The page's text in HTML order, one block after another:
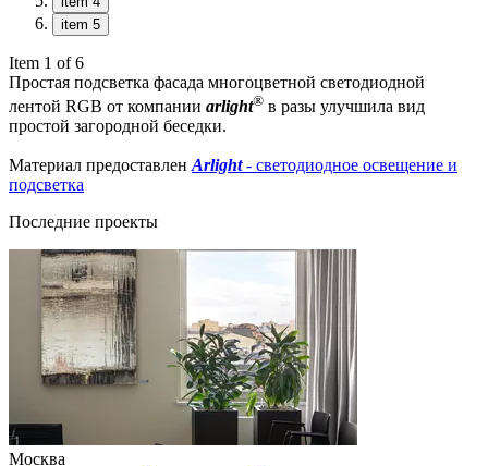
item 5
Item 1 of 6
Простая подсветка фасада многоцветной светодиодной
лентой RGB от компании arlight® в разы улучшила вид
простой загородной беседки.
Материал предоставлен Arlight- светодиодное освещение и
подсветка
Последние проекты
Москва